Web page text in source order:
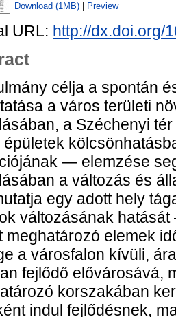
Download (1MB) Preview
URL: http://dx.doi.org/
célja a spontán
a város területi
a Széchenyi
épületek
— elemzése
a változás és
egy adott hely
változásának
meghatározó elemek
a városfalon kívüli,
fejlődő elővárosává,
korszakában
indul fejlődésnek,